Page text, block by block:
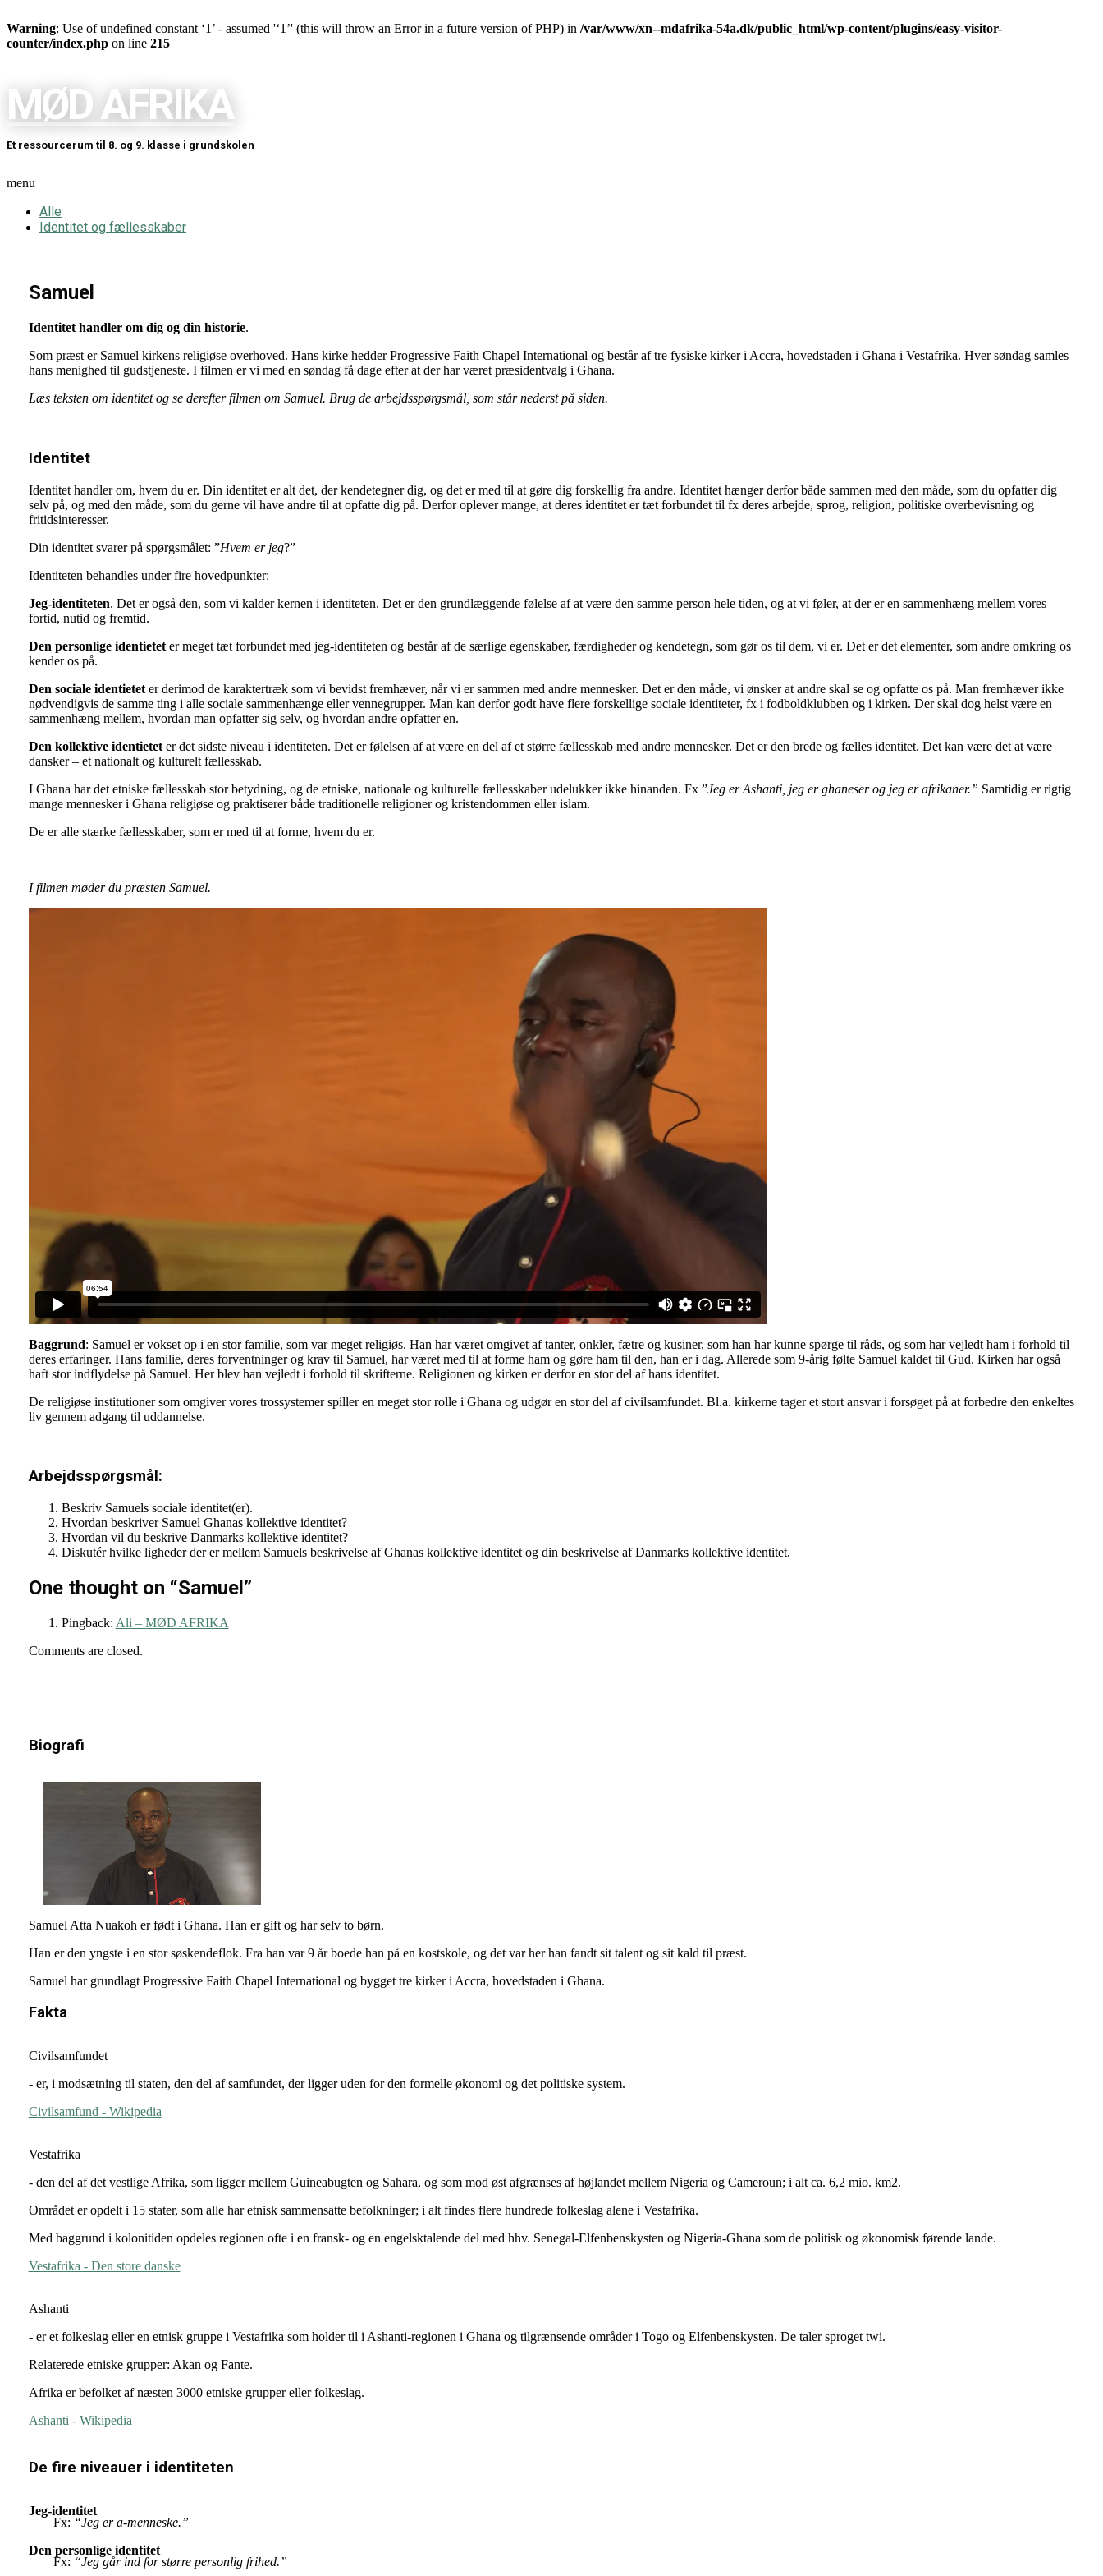
Warning: Use of undefined constant ‘1’ - assumed '‘1’' (this will throw an Error in a future version of PHP) in /var/www/xn--mdafrika-54a.dk/public_html/wp-content/plugins/easy-visitor-
counter/index.php on line 215
MØD AFRIKA
Et ressourcerum til 8. og 9. klasse i grundskolen
menu
Alle
Identitet og fællesskaber
Samuel
Identitet handler om dig og din historie.
Som præst er Samuel kirkens religiøse overhoved. Hans kirke hedder Progressive Faith Chapel International og består af tre fysiske kirker i Accra, hovedstaden i Ghana i Vestafrika. Hver søndag samles
hans menighed til gudstjeneste. I filmen er vi med en søndag få dage efter at der har været præsidentvalg i Ghana.
Læs teksten om identitet og se derefter filmen om Samuel. Brug de arbejdsspørgsmål, som står nederst på siden.
Identitet
Identitet handler om, hvem du er. Din identitet er alt det, der kendetegner dig, og det er med til at gøre dig forskellig fra andre. Identitet hænger derfor både sammen med den måde, som du opfatter dig
selv på, og med den måde, som du gerne vil have andre til at opfatte dig på. Derfor oplever mange, at deres identitet er tæt forbundet til fx deres arbejde, sprog, religion, politiske overbevisning og
fritidsinteresser.
Din identitet svarer på spørgsmålet: ”Hvem er jeg?”
Identiteten behandles under fire hovedpunkter:
Jeg-identiteten. Det er også den, som vi kalder kernen i identiteten. Det er den grundlæggende følelse af at være den samme person hele tiden, og at vi føler, at der er en sammenhæng mellem vores
fortid, nutid og fremtid.
Den personlige identietet er meget tæt forbundet med jeg-identiteten og består af de særlige egenskaber, færdigheder og kendetegn, som gør os til dem, vi er. Det er det elementer, som andre omkring os
kender os på.
Den sociale identietet er derimod de karaktertræk som vi bevidst fremhæver, når vi er sammen med andre mennesker. Det er den måde, vi ønsker at andre skal se og opfatte os på. Man fremhæver ikke
nødvendigvis de samme ting i alle sociale sammenhænge eller vennegrupper. Man kan derfor godt have flere forskellige sociale identiteter, fx i fodboldklubben og i kirken. Der skal dog helst være en
sammenhæng mellem, hvordan man opfatter sig selv, og hvordan andre opfatter en.
Den kollektive identietet er det sidste niveau i identiteten. Det er følelsen af at være en del af et større fællesskab med andre mennesker. Det er den brede og fælles identitet. Det kan være det at være
dansker – et nationalt og kulturelt fællesskab.
I Ghana har det etniske fællesskab stor betydning, og de etniske, nationale og kulturelle fællesskaber udelukker ikke hinanden. Fx ”Jeg er Ashanti, jeg er ghaneser og jeg er afrikaner.” Samtidig er rigtig
mange mennesker i Ghana religiøse og praktiserer både traditionelle religioner og kristendommen eller islam.
De er alle stærke fællesskaber, som er med til at forme, hvem du er.
I filmen møder du præsten Samuel.
Baggrund: Samuel er vokset op i en stor familie, som var meget religiøs. Han har været omgivet af tanter, onkler, fætre og kusiner, som han har kunne spørge til råds, og som har vejledt ham i forhold til
deres erfaringer. Hans familie, deres forventninger og krav til Samuel, har været med til at forme ham og gøre ham til den, han er i dag. Allerede som 9-årig følte Samuel kaldet til Gud. Kirken har også
haft stor indflydelse på Samuel. Her blev han vejledt i forhold til skrifterne. Religionen og kirken er derfor en stor del af hans identitet.
De religiøse institutioner som omgiver vores trossystemer spiller en meget stor rolle i Ghana og udgør en stor del af civilsamfundet. Bl.a. kirkerne tager et stort ansvar i forsøget på at forbedre den enkeltes
liv gennem adgang til uddannelse.
Arbejdsspørgsmål :
Beskriv Samuels sociale identitet(er).
Hvordan beskriver Samuel Ghanas kollektive identitet?
Hvordan vil du beskrive Danmarks kollektive identitet?
Diskutér hvilke ligheder der er mellem Samuels beskrivelse af Ghanas kollektive identitet og din beskrivelse af Danmarks kollektive identitet.
One thought on “Samuel ”
Pingback: Ali – MØD AFRIKA
Comments are closed.
Biografi
Samuel Atta Nuakoh er født i Ghana. Han er gift og har selv to børn.
Han er den yngste i en stor søskendeflok. Fra han var 9 år boede han på en kostskole, og det var her han fandt sit talent og sit kald til præst.
Samuel har grundlagt Progressive Faith Chapel International og bygget tre kirker i Accra, hovedstaden i Ghana.
Fakta
Civilsamfundet
- er, i modsætning til staten, den del af samfundet, der ligger uden for den formelle økonomi og det politiske system.
Civilsamfund - Wikipedia
Vestafrika
- den del af det vestlige Afrika, som ligger mellem Guineabugten og Sahara, og som mod øst afgrænses af højlandet mellem Nigeria og Cameroun; i alt ca. 6,2 mio. km2.
Området er opdelt i 15 stater, som alle har etnisk sammensatte befolkninger; i alt findes flere hundrede folkeslag alene i Vestafrika.
Med baggrund i kolonitiden opdeles regionen ofte i en fransk- og en engelsktalende del med hhv. Senegal-Elfenbenskysten og Nigeria-Ghana som de politisk og økonomisk førende lande.
Vestafrika - Den store danske
Ashanti
- er et folkeslag eller en etnisk gruppe i Vestafrika som holder til i Ashanti-regionen i Ghana og tilgrænsende områder i Togo og Elfenbenskysten. De taler sproget twi.
Relaterede etniske grupper: Akan og Fante.
Afrika er befolket af næsten 3000 etniske grupper eller folkeslag.
Ashanti - Wikipedia
De fire niveauer i identiteten
Jeg-identitet
Fx: “Jeg er a-menneske.”
Den personlige identitet
Fx: “Jeg går ind for større personlig frihed.”